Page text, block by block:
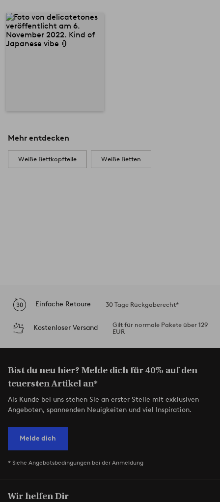
Mehr entdecken
Weiße Bettkopfteile Weiße Betten
Einfache Retoure 30 Tage Rückgaberecht*
Kostenloser Versand
Gilt für normale Pakete über 129
EUR
Bist du neu hier? Melde dich für 40% auf den
teuersten Artikel an*
Als Kunde bei uns stehen Sie an erster Stelle mit exklusiven
Angeboten, spannenden Neuigkeiten und viel Inspiration.
Melde dich
* Siehe Angebotsbedingungen bei der Anmeldung
Wir helfen Dir